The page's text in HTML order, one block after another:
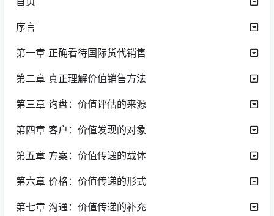
序言
第一章 正确看待国际货代销售
第二章 真正理解价值销售方法
第三章 询盘：价值评估的来源
第四章 客户：价值发现的对象
第五章 方案：价值传递的载体
第六章 价格：价值传递的形式
第七章 沟通：价值传递的补充